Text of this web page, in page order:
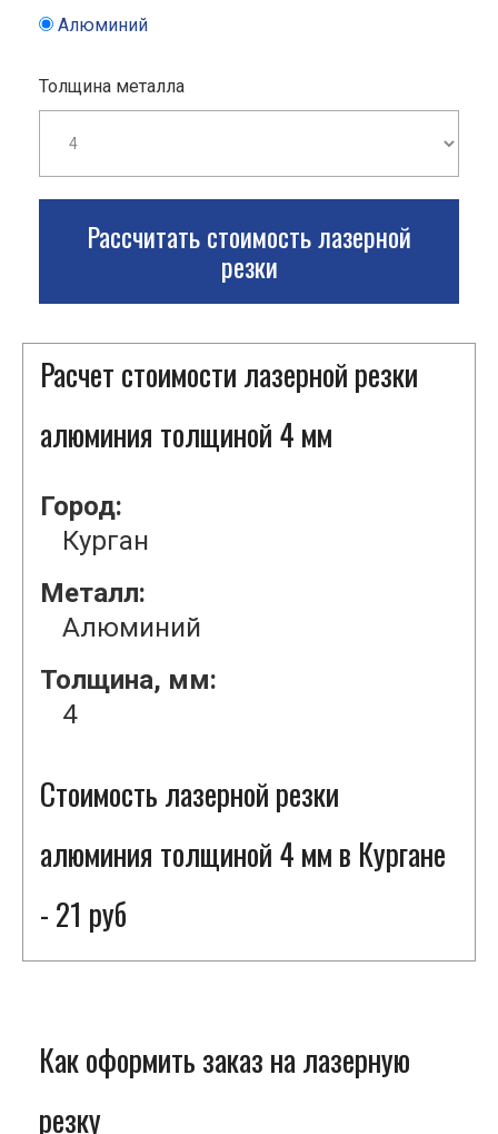
Алюминий
Толщина металла
Рассчитать стоимость лазерной
резки
Расчет стоимости лазерной резки
алюминия толщиной 4 мм
Город:
Курган
Металл:
Алюминий
Толщина, мм:
4
Стоимость лазерной резки
алюминия толщиной 4 мм в Кургане
- 21 руб
Как оформить заказ на лазерную
резку